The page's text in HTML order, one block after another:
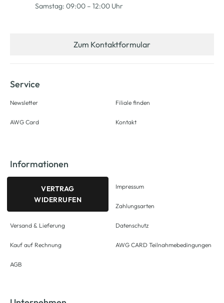
Samstag: 09:00 – 12:00 Uhr
Zum Kontaktformular
Service
Newsletter
AWG Card
Filiale finden
Kontakt
Informationen
VERTRAG
WIDERRUFEN
Versand & Lieferung
Kauf auf Rechnung
AGB
Impressum
Zahlungsarten
Datenschutz
AWG CARD Teilnahmebedingungen